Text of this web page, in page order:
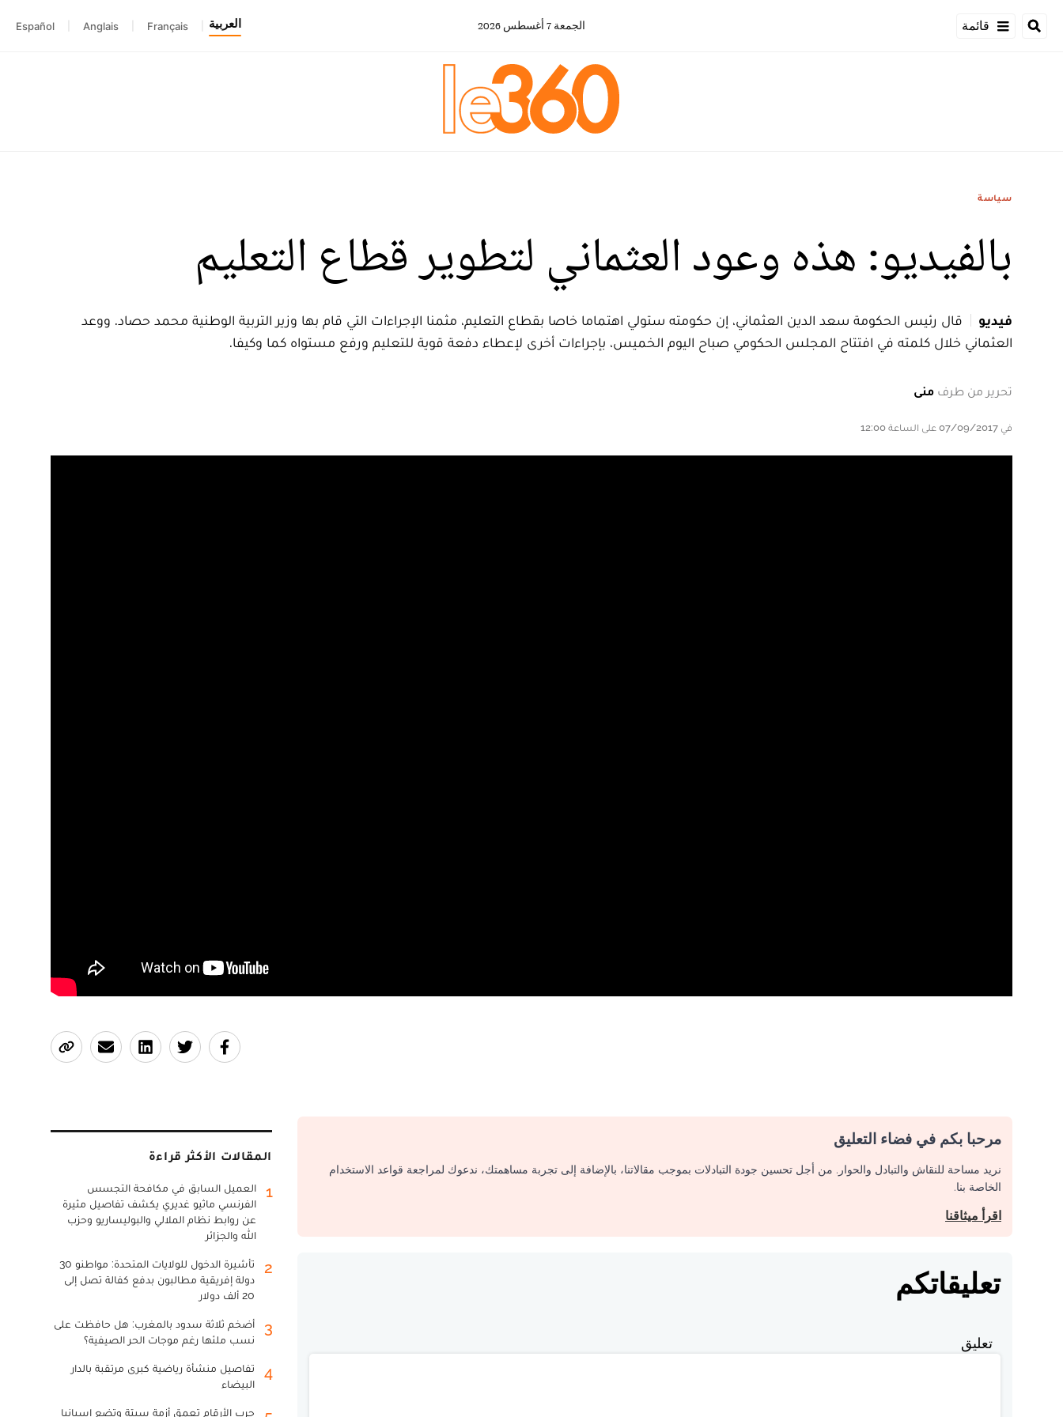
قائمة الجمعة 7 أغسطس 2026 العربية Français
Anglais
Español
سياسة
بالفيديو: هذه وعود العثماني لتطوير قطاع التعليم
فيديو
قال رئيس الحكومة سعد الدين العثماني، إن حكومته ستولي اهتماما خاصا بقطاع التعليم، مثمنا الإجراءات التي قام بها وزير التربية الوطنية محمد حصاد. ووعد
العثماني خلال كلمته في افتتاح المجلس الحكومي صباح اليوم الخميس، بإجراءات أخرى لإعطاء دفعة قوية للتعليم ورفع مستواه كما وكيفا.
تحرير من طرف منى
في 07/09/2017 على الساعة 12:00
مرحبا بكم في فضاء التعليق
نريد مساحة للنقاش والتبادل والحوار. من أجل تحسين جودة التبادلات بموجب مقالاتنا، بالإضافة إلى تجربة مساهمتك، ندعوك لمراجعة قواعد الاستخدام
الخاصة بنا.
اقرأ ميثاقنا
تعليقاتكم
تعليق
المقالات الأكثر قراءة
1
العميل السابق في مكافحة التجسس
الفرنسي ماثيو غديري يكشف تفاصيل مثيرة
عن روابط نظام الملالي والبوليساريو وحزب
الله والجزائر
2
تأشيرة الدخول للولايات المتحدة: مواطنو 30
دولة إفريقية مطالبون بدفع كفالة تصل إلى
20 ألف دولار
3
أضخم ثلاثة سدود بالمغرب: هل حافظت على
نسب ملئها رغم موجات الحر الصيفية؟
4
تفاصيل منشأة رياضية كبرى مرتقبة بالدار
البيضاء
حرب الأرقام تعمق أزمة سبتة وتضع إسبانيا